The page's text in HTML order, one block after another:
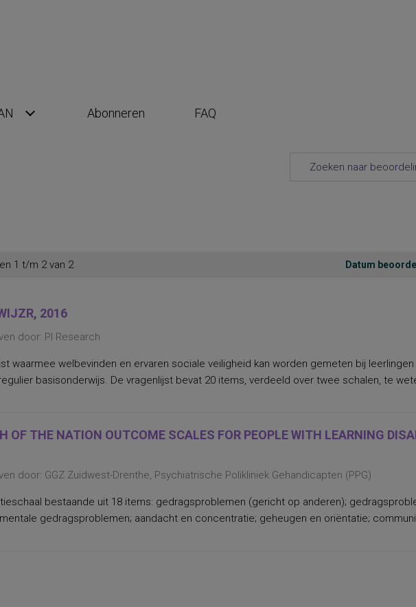
Abonneren FAQ
1 t/m 2 van 2 Datum
2016
door: PI Research
waarmee welbevinden en ervaren sociale veiligheid kan worden gemeten bij
basisonderwijs. De vragenlijst bevat 20 items, verdeeld over twee schalen, te
OF THE NATION OUTCOME SCALES FOR PEOPLE WITH LEARNING
door: GGZ Zuidwest-Drenthe, Psychiatrische Polikliniek Gehandicapten (PPG)
bestaande uit 18 items: gedragsproblemen (gericht op anderen);
gedragsproblemen; aandacht en concentratie; geheugen en oriëntatie;